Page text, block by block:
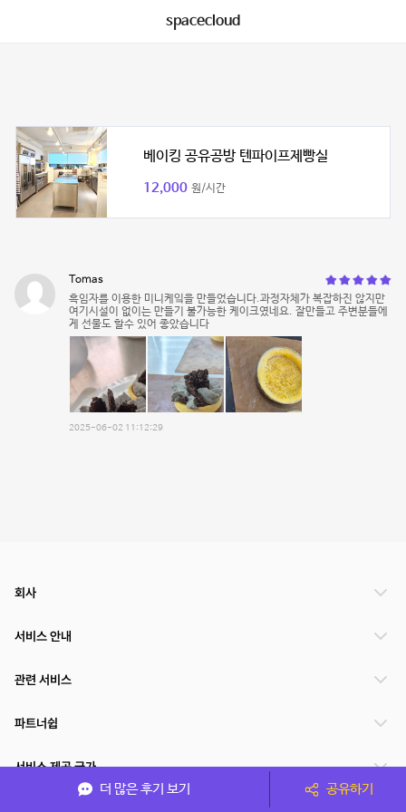
spacecloud
베이킹 공유공방 텐파이프제빵실
12,000 원/시간
Tomas
흑임자를 이용한 미니케잌을 만들었습니다.과정자체가 복잡하진 않지만
여기시설이 없이는 만들기 불가능한 케이크였네요. 잘만들고 주변분들에
게 선물도 할수 있어 좋았습니다
2025-06-02 11:12:29
더 많은 후기 보기 공유하기
회사
서비스 안내
관련 서비스
파트너쉽
서비스 제공 국가